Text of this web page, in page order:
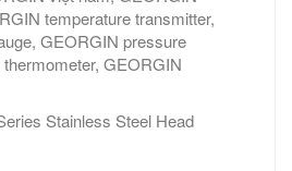
temperature transmitter,
GEORGIN pressure
GEORGIN
Stainless Steel Head